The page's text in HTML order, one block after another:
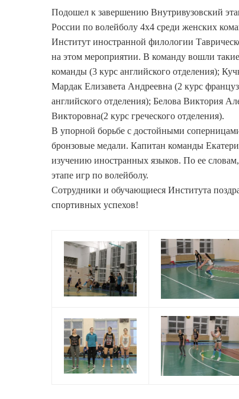
Подошел к завершению Внутривузовский
России по волейболу 4х4 среди женских
Институт иностранной филологии
на этом мероприятии. В команду вошли
команды (3 курс английского отделения);
Мардак Елизавета Андреевна (2 курс
английского отделения); Белова Виктория
Викторовна(2 курс греческого отделения).
В упорной борьбе с достойными
бронзовые медали. Капитан команды
изучению иностранных языков. По ее
этапе игр по волейболу.
Сотрудники и обучающиеся Института
спортивных успехов!